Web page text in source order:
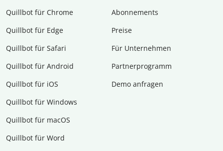
Quillbot für Chrome
Quillbot für Edge
Quillbot für Safari
Quillbot für Android
Quillbot für iOS
Quillbot für Windows
Quillbot für macOS
Quillbot für Word
Abon­ne­ments
Preise
Für Unternehmen
Partnerprogramm
Demo anfragen